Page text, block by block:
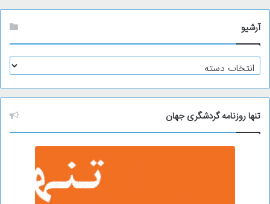
آرشیو
آ
ر
ش
ی
و
تنها روزنامه گردشگری جهان